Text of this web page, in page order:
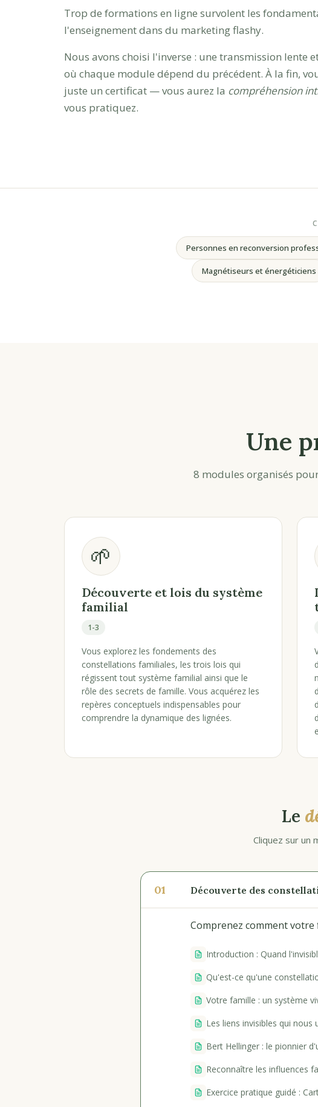
Trop de formations en ligne survolent les
l'enseignement dans du marketing flashy.
Nous avons choisi l'inverse : une transmission lente
où chaque module dépend du précédent. À la fin,
juste un certificat — vous aurez la compréhension
vous pratiquez.
Personnes en reconversion
Magnétiseurs et énergéticiens
Une
8 modules organisés
🌱
Découverte et lois du système
familial
1-3
Vous explorez les fondements des
constellations familiales, les trois lois qui
régissent tout système familial ainsi que le
rôle des secrets de famille. Vous acquérez les
repères conceptuels indispensables pour
comprendre la dynamique des lignées.
Le
Cliquez sur un
01 Découverte des
Comprenez comment
Introduction : Quand
Qu'est-ce qu'une
Votre famille : un système
Les liens invisibles qui nous
Bert Hellinger : le pionnier
Reconnaître les influences
Exercice pratique guidé :